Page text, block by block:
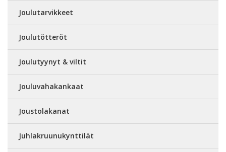
Joulutarvikkeet
Joulutötteröt
Joulutyynyt & viltit
Jouluvahakankaat
Joustolakanat
Juhlakruunukynttilät